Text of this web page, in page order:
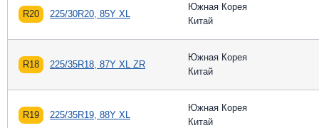
R20 225/30R20, 85Y XL
Южная Корея
Китай
R18 225/35R18, 87Y XL ZR
Южная Корея
Китай
R19 225/35R19, 88Y XL
Южная Корея
Китай